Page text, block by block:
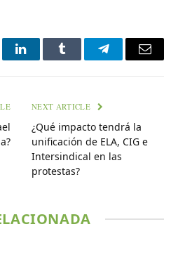
LinkedInTumblr TelegramEmail
NEXT ARTICLE
¿Qué impacto tendrá la
unificación de ELA, CIG e
Intersindical en las
protestas?